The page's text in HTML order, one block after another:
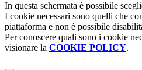
In questa schermata è possibile
I cookie necessari sono quelli che
piattaforma e non è possibile
Per conoscere quali sono i cookie
visionare la COOKIE POLICY.